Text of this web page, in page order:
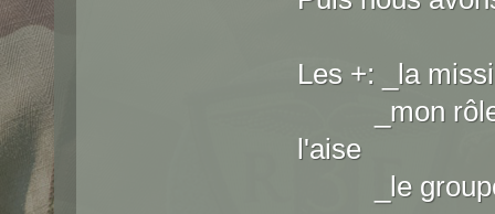
Les +: _la
_mon rôle
l'aise
_le groupe